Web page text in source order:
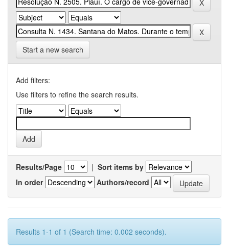
Start a new search
Add filters:
Use filters to refine the search results.
Results/Page | Sort items by
In order
Authors/record
Results 1-1 of 1 (Search time: 0.002 seconds).